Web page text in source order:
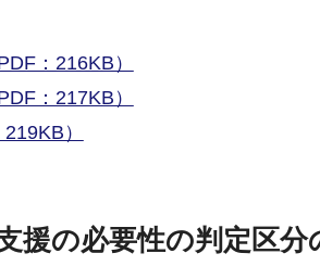
：216KB）
：217KB）
）
の必要性の判定区分